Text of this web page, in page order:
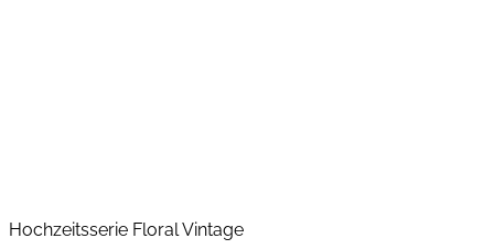
Hochzeitsserie Floral Vintage